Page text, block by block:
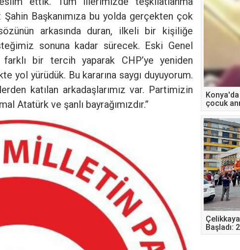
Başkanımıza bu yolda gerçekten çok
arkasında duran, ilkeli bir kişiliğe
sonuna kadar sürecek. Eski Genel
farklı bir tercih yaparak CHP’ye yeniden
yol yürüdük. Bu kararına saygı duyuyorum.
katılan arkadaşlarımız var. Partimizin
Atatürk ve şanlı bayrağımızdır.”
çocuk
Başladı: